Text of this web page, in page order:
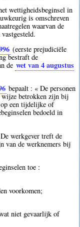
wettigheidsbeginsel in
is omschreven
waarvan de
(eerste prejudiciële
bestraft de
de wet van 4 augustus
bepaalt : « De personen
wijze betrokken zijn bij
op een tijdelijke of
bedoeld in
werkgever treft de
van de werknemers bij
toe :
voorkomen;
niet gevaarlijk of